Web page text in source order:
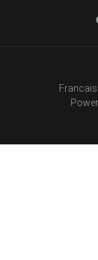
Francais